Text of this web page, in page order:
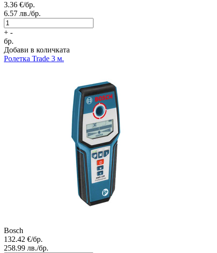
3.36 €/бр.
6.57 лв./бр.
+ -
бр.
Добави в количката
Ролетка Trade 3 м.
Bosch
132.42 €/бр.
258.99 лв./бр.